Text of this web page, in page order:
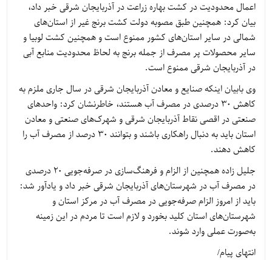
اعمال محدودیت در کشت بهاره زراعت در آذربایجان شرقی خبر داد،
بیان کرد: همچنین طبق مصوبه دولت کشت برنج غیر از استان‌های
شمالی در سایر استان‌های کشور ممنوع است و همچنین کشت لوبیا و
سایر محصولات پر مصرف از جمله برنج به لحاظ محدودیت منابع آبی
در آذربایجان شرقی ممنوع است.
وی بابیان اینکه صنایع و معادن آذربایجان شرقی در سال جاری ملزم به
کاهش 30 درصدی در مصرف آب هستند، خاطرنشان کرد: واحدهای
صنعتی در اقصی نقاط آذربایجان شرقی و شهرک‌های صنعتی و معادن
استان باید به دنبال راهکاری باشند و بتوانند 30 درصد از مصرف آب را
کاهش دهند.
جلیل زاده همچنین از الزام و فرهنگ‌سازی در صرفه‌جویی 20 درصدی
در مصرف آب در شهرستان‌های آذربایجان شرقی خبر داد و یادآور شد:
باید از امروز الزام صرفه‌جویی در مصرف آب در مرکز استان و
شهرستان‌های استان کلید بخورد و لازم است تا مردم در این زمینه
به‌صورت عملی وارد شوند.
انتهای پیام/